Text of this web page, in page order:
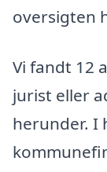
oversigten
Vi fandt 12
jurist eller
herunder. I